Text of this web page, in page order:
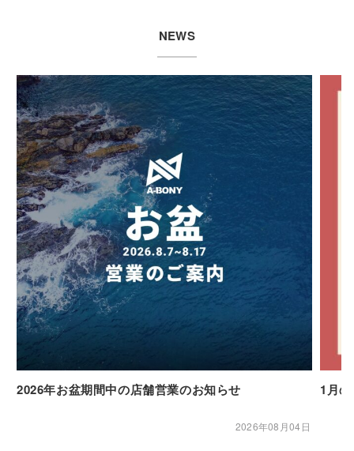
NEWS
2026年お盆期間中の店舗営業のお知らせ
2026年08月04日
1月